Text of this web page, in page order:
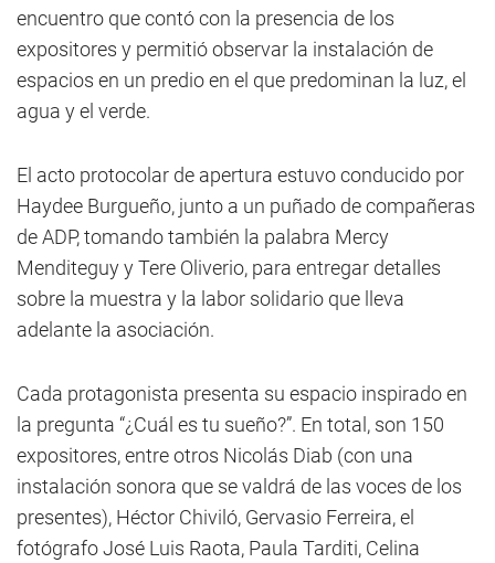
encuentro que contó con la presencia de los
expositores y permitió observar la instalación de
espacios en un predio en el que predominan la luz, el
agua y el verde.
El acto protocolar de apertura estuvo conducido por
Haydee Burgueño, junto a un puñado de compañeras
de ADP, tomando también la palabra Mercy
Menditeguy y Tere Oliverio, para entregar detalles
sobre la muestra y la labor solidario que lleva
adelante la asociación.
Cada protagonista presenta su espacio inspirado en
la pregunta “¿Cuál es tu sueño?”. En total, son 150
expositores, entre otros Nicolás Diab (con una
instalación sonora que se valdrá de las voces de los
presentes), Héctor Chiviló, Gervasio Ferreira, el
fotógrafo José Luis Raota, Paula Tarditi, Celina